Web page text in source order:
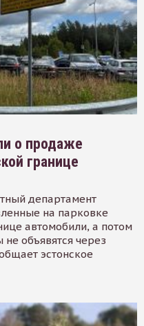
о продаже
границе
департамент
на парковке
автомобили, а потом
объявятся через
эстонское